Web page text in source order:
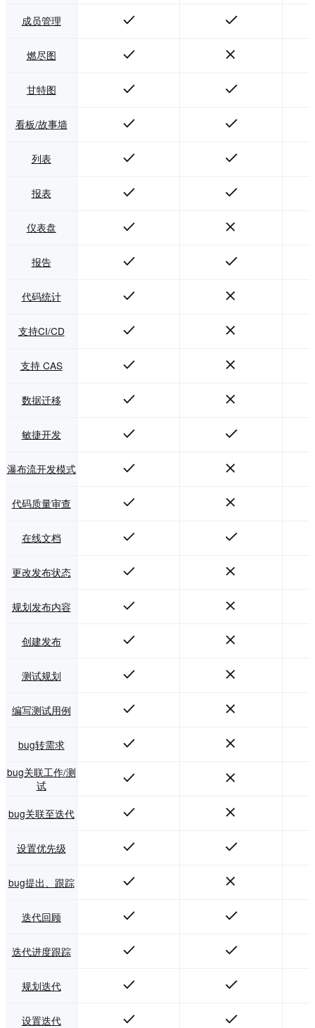
成员管理
燃尽图
甘特图
看板/故事墙
列表
报表
仪表盘
报告
代码统计
支持CI/CD
支持 CAS
数据迁移
敏捷开发
瀑布流开发模式
代码质量审查
在线文档
更改发布状态
规划发布内容
创建发布
测试规划
编写测试用例
bug转需求
bug关联工作/测
试
bug关联至迭代
设置优先级
bug提出、跟踪
迭代回顾
迭代进度跟踪
规划迭代
设置迭代